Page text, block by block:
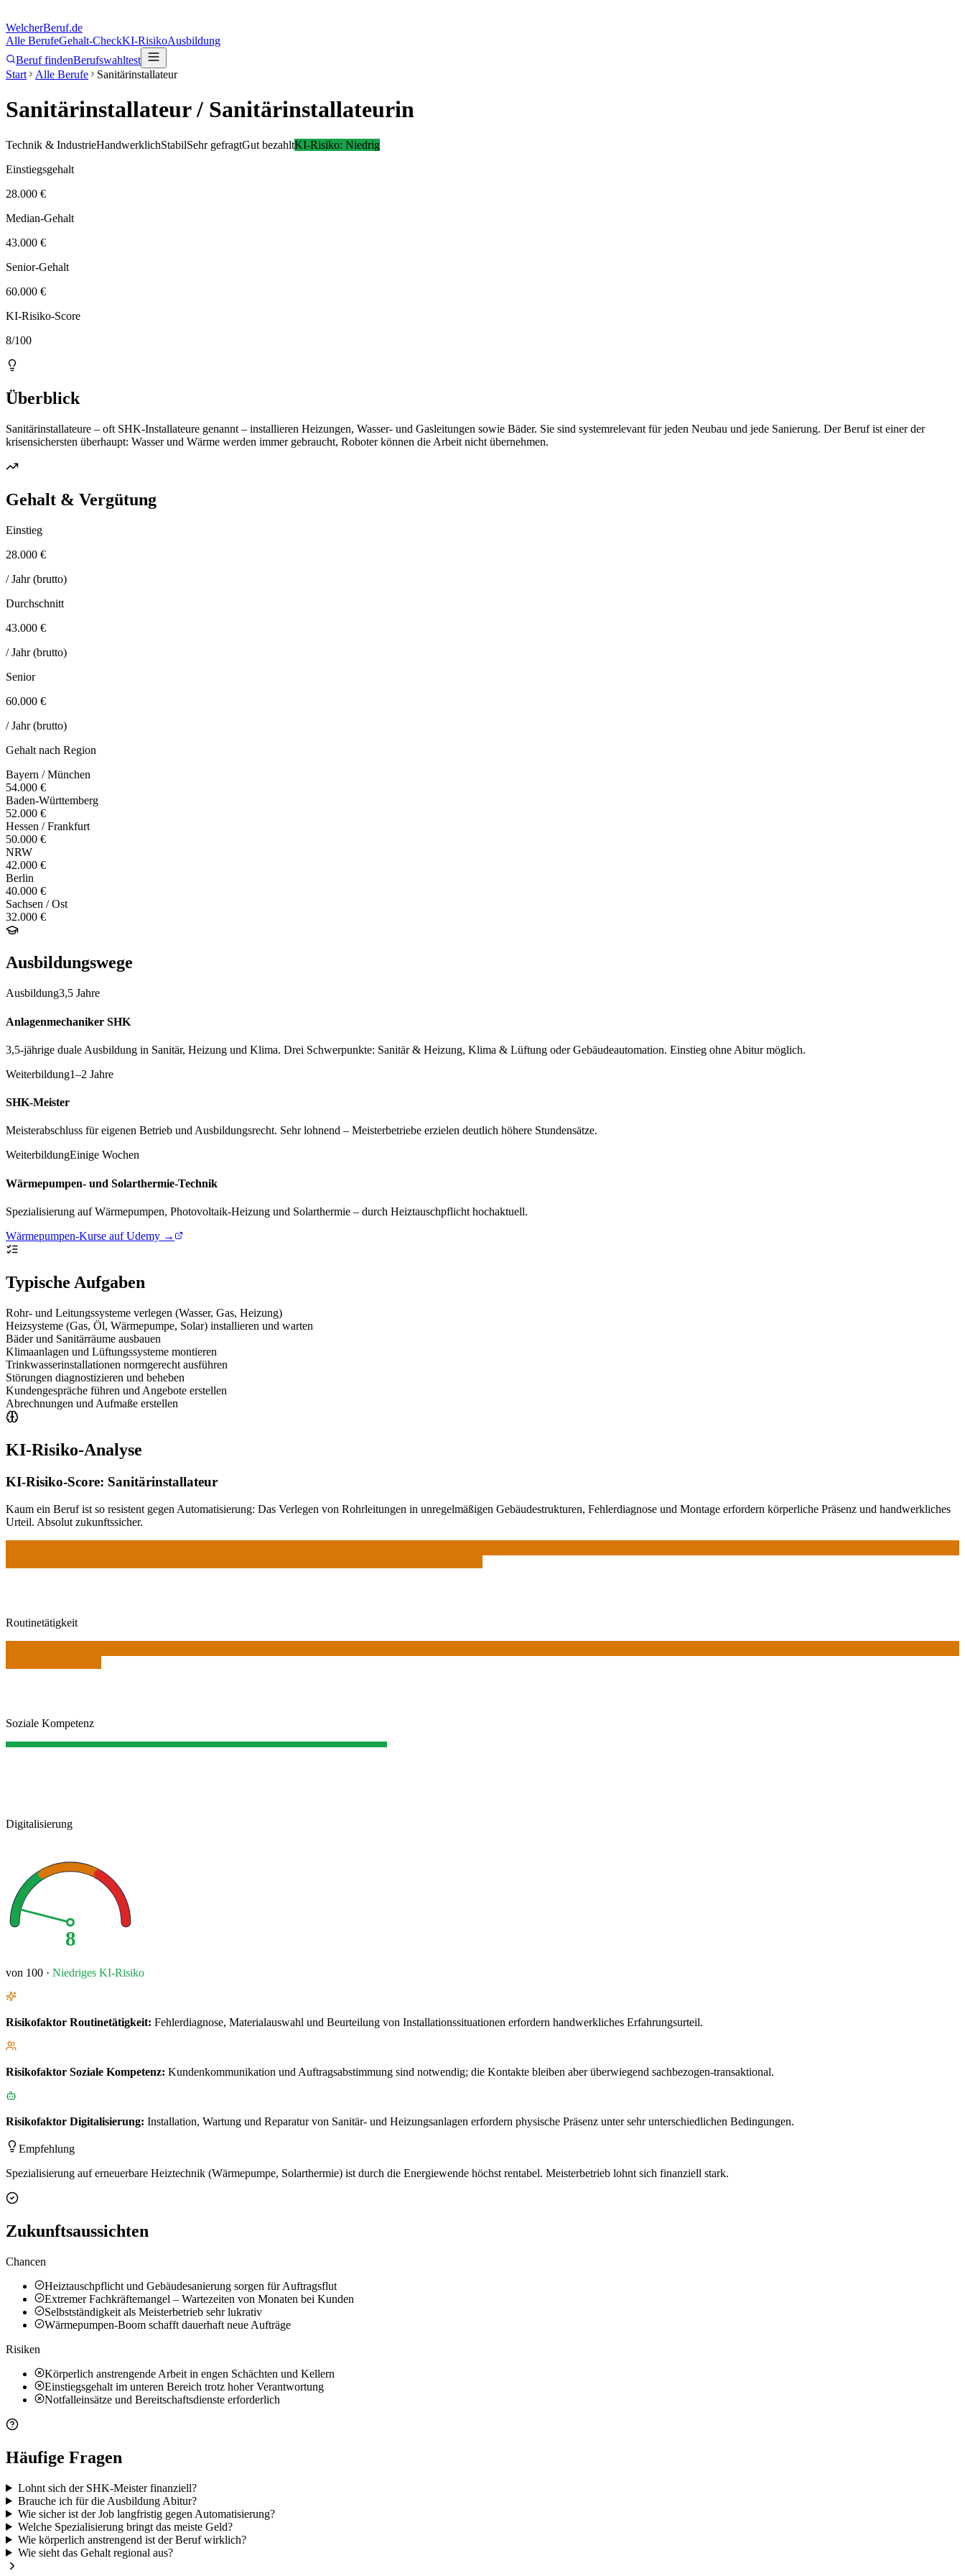
WelcherBeruf.de
Alle BerufeGehalt-CheckKI-RisikoAusbildung
Beruf findenBerufswahltest
Start
Alle Berufe Sanitärinstallateur
Sanitärinstallateur/ Sanitärinstallateurin
Technik & IndustrieHandwerklichStabilSehr gefragtGut bezahltKI-Risiko: Niedrig
Einstiegsgehalt
28.000 €
Median-Gehalt
43.000 €
Senior-Gehalt
60.000 €
KI-Risiko-Score
8/100
Überblick
Sanitärinstallateure – oft SHK-Installateure genannt – installieren Heizungen, Wasser- und Gasleitungen sowie Bäder. Sie sind systemrelevant für jeden Neubau und jede Sanierung. Der Beruf ist einer der
krisensichersten überhaupt: Wasser und Wärme werden immer gebraucht, Roboter können die Arbeit nicht übernehmen.
Gehalt & Vergütung
Einstieg
28.000 €
/ Jahr (brutto)
Durchschnitt
43.000 €
/ Jahr (brutto)
Senior
60.000 €
/ Jahr (brutto)
Gehalt nach Region
Bayern / München
54.000 €
Baden-Württemberg
52.000 €
Hessen / Frankfurt
50.000 €
NRW
42.000 €
Berlin
40.000 €
Sachsen / Ost
32.000 €
Ausbildungswege
Ausbildung3,5 Jahre
Anlagenmechaniker SHK
3,5-jährige duale Ausbildung in Sanitär, Heizung und Klima. Drei Schwerpunkte: Sanitär & Heizung, Klima & Lüftung oder Gebäudeautomation. Einstieg ohne Abitur möglich.
Weiterbildung1–2 Jahre
SHK-Meister
Meisterabschluss für eigenen Betrieb und Ausbildungsrecht. Sehr lohnend – Meisterbetriebe erzielen deutlich höhere Stundensätze.
WeiterbildungEinige Wochen
Wärmepumpen- und Solarthermie-Technik
Spezialisierung auf Wärmepumpen, Photovoltaik-Heizung und Solarthermie – durch Heiztauschpflicht hochaktuell.
Wärmepumpen-Kurse auf Udemy →
Typische Aufgaben
Rohr- und Leitungssysteme verlegen (Wasser, Gas, Heizung)
Heizsysteme (Gas, Öl, Wärmepumpe, Solar) installieren und warten
Bäder und Sanitärräume ausbauen
Klimaanlagen und Lüftungssysteme montieren
Trinkwasserinstallationen normgerecht ausführen
Störungen diagnostizieren und beheben
Kundengespräche führen und Angebote erstellen
Abrechnungen und Aufmaße erstellen
KI-Risiko-Analyse
KI-Risiko-Score: Sanitärinstallateur
Kaum ein Beruf ist so resistent gegen Automatisierung: Das Verlegen von Rohrleitungen in unregelmäßigen Gebäudestrukturen, Fehlerdiagnose und Montage erfordern körperliche Präsenz und handwerkliches
Urteil. Absolut zukunftssicher.
Routinetätigkeit
Soziale Kompetenz
Digitalisierung
8
von 100 · Niedriges KI-Risiko
Risikofaktor Routinetätigkeit: Fehlerdiagnose, Materialauswahl und Beurteilung von Installationssituationen erfordern handwerkliches Erfahrungsurteil.
Risikofaktor Soziale Kompetenz: Kundenkommunikation und Auftragsabstimmung sind notwendig; die Kontakte bleiben aber überwiegend sachbezogen-transaktional.
Risikofaktor Digitalisierung: Installation, Wartung und Reparatur von Sanitär- und Heizungsanlagen erfordern physische Präsenz unter sehr unterschiedlichen Bedingungen.
Empfehlung
Spezialisierung auf erneuerbare Heiztechnik (Wärmepumpe, Solarthermie) ist durch die Energiewende höchst rentabel. Meisterbetrieb lohnt sich finanziell stark.
Zukunftsaussichten
Chancen
Heiztauschpflicht und Gebäudesanierung sorgen für Auftragsflut
Extremer Fachkräftemangel – Wartezeiten von Monaten bei Kunden
Selbstständigkeit als Meisterbetrieb sehr lukrativ
Wärmepumpen-Boom schafft dauerhaft neue Aufträge
Risiken
Körperlich anstrengende Arbeit in engen Schächten und Kellern
Einstiegsgehalt im unteren Bereich trotz hoher Verantwortung
Notfalleinsätze und Bereitschaftsdienste erforderlich
Häufige Fragen
Lohnt sich der SHK-Meister finanziell?
Brauche ich für die Ausbildung Abitur?
Wie sicher ist der Job langfristig gegen Automatisierung?
Welche Spezialisierung bringt das meiste Geld?
Wie körperlich anstrengend ist der Beruf wirklich?
Wie sieht das Gehalt regional aus?